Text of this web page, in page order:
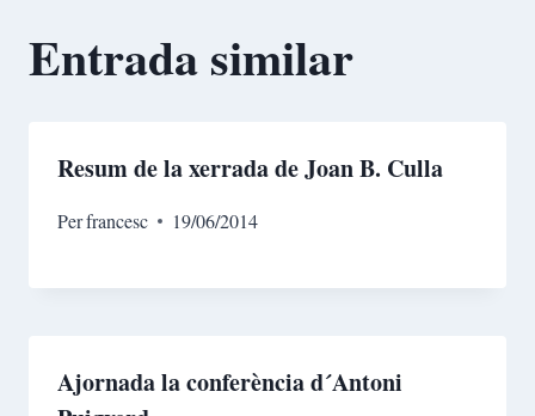
Entrada similar
Resum de la xerrada de Joan B. Culla
Perfrancesc 19/06/2014
Ajornada la conferència d´Antoni